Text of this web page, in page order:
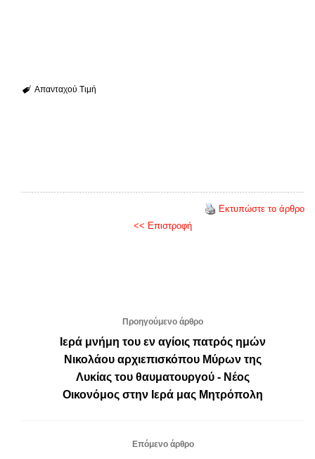
Απανταχού Τιμή
Εκτυπώστε το άρθρο
<< Επιστροφή
Προηγούμενο άρθρο
Ιερά μνήμη του εν αγίοις πατρός ημών
Νικολάου αρχιεπισκόπου Μύρων της
Λυκίας του θαυματουργού - Νέος
Οικονόμος στην Ιερά μας Μητρόπολη
Επόμενο άρθρο